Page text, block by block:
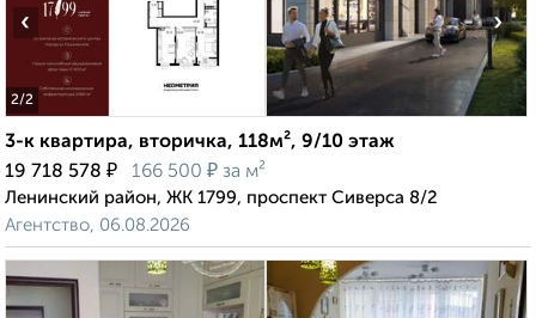
2/2
‹ ›
3-к квартира, вторичка, 118м², 9/10 этаж
19 718 578 ₽ 166 500 ₽ за м²
Ленинский район, ЖК 1799, проспект Сиверса 8/2
Агентство, 06.08.2026